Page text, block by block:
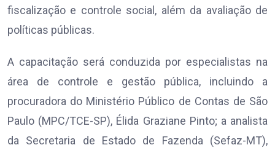
fiscalização e controle social, além da avaliação de
políticas públicas.
A capacitação será conduzida por especialistas na
área de controle e gestão pública, incluindo a
procuradora do Ministério Público de Contas de São
Paulo (MPC/TCE-SP), Élida Graziane Pinto; a analista
da Secretaria de Estado de Fazenda (Sefaz-MT),